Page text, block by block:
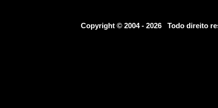
Copyright © 2004 - 2026 Todo direito